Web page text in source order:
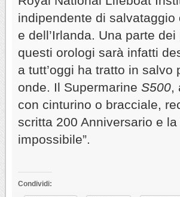
indipendente di
e dell’Irlanda. Una parte
questi orologi sarà infatti
a tutt’oggi ha tratto in
onde. Il Supermarine S500,
con cinturino o bracciale,
scritta 200 Anniversario e
impossibile”.
Condividi: